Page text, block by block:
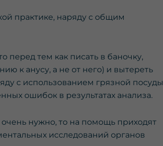
практике, наряду с общим
перед тем как писать в баночку,
к анусу, а не от него) и вытереть
с использованием грязной посуды
ошибок в результатах анализа.
нужно, то на помощь приходят
исследований органов